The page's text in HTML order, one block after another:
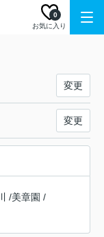
お気に入り
0
変更
変更
/美章園 /